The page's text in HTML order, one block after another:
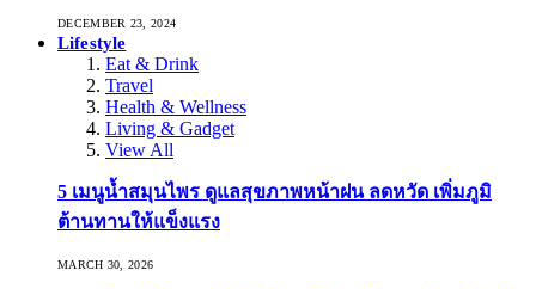
DECEMBER 23, 2024
Lifestyle
Eat & Drink
Travel
Health & Wellness
Living & Gadget
View All
5 เมนูน้ำสมุนไพร ดูแลสุขภาพหน้าฝน ลดหวัด เพิ่มภูมิ
ต้านทานให้แข็งแรง
MARCH 30, 2026